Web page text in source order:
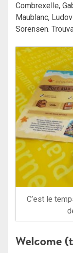
Combrexelle,
Maublanc,
Sorensen.
C’est le
Welcome